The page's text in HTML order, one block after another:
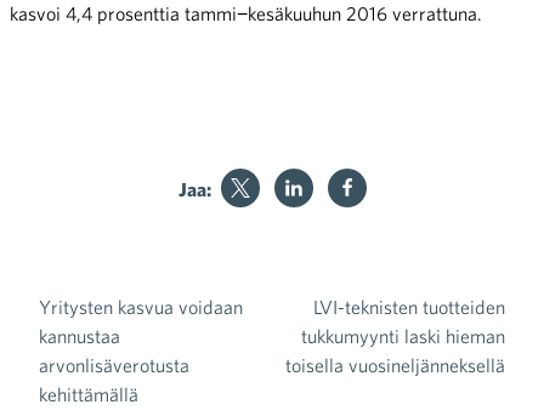
kasvoi 4,4 prosenttia tammi−kesäkuuhun 2016 verrattuna.
Jaa:
Artikkelien selaus
Yritysten kasvua voidaan
kannustaa
arvonlisäverotusta
kehittämällä
LVI-teknisten tuotteiden
tukkumyynti laski hieman
toisella vuosineljänneksellä